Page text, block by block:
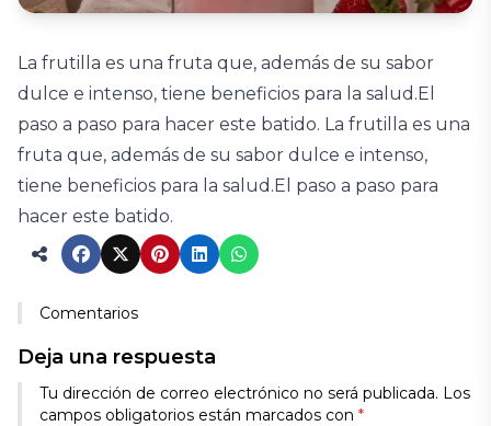
La frutilla es una fruta que, además de su sabor
dulce e intenso, tiene beneficios para la salud.El
paso a paso para hacer este batido. La frutilla es una
fruta que, además de su sabor dulce e intenso,
tiene beneficios para la salud.El paso a paso para
hacer este batido.
Comentarios
Deja una respuesta
Tu dirección de correo electrónico no será publicada. Los
campos obligatorios están marcados con *